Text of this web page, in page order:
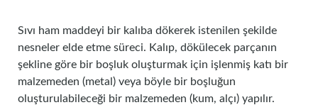
Sıvı ham maddeyi bir kalıba dökerek istenilen şekilde
nesneler elde etme süreci. Kalıp, dökülecek parçanın
şekline göre bir boşluk oluşturmak için işlenmiş katı bir
malzemeden (metal) veya böyle bir boşluğun
oluşturulabileceği bir malzemeden (kum, alçı) yapılır.